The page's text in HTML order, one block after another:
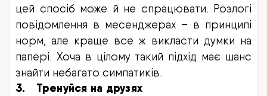
цей спосіб може й не спрацювати. Розлогі
повідомлення в месенджерах – в принципі
норм, але краще все ж викласти думки на
папері. Хоча в цілому такий підхід має шанс
знайти небагато симпатиків.
3. Тренуйся на друзях